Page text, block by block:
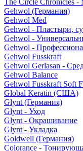
The Circle Chronicles
Gehwol (Германия)
Gehwol Med
Gehwol - Пластыри,
Gehwol -
Gehwol -
Gehwol Fusskraft
Gehwol Gerlasan -
Gehwol Balance
Gehwol Fusskraft Soft
Global Keratin (США)
Glynt (Германия)
Glynt - Уход
Glynt - Окрашивание
Glynt - Укладка
Goldwell (Германия)
Colorance -